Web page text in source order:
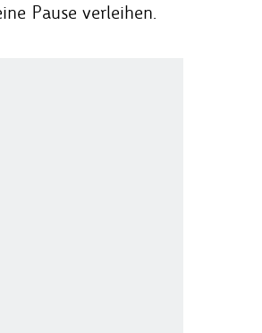
Pause verleihen.